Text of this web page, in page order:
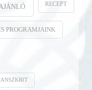
RECEPT
PROGRAMJAINK